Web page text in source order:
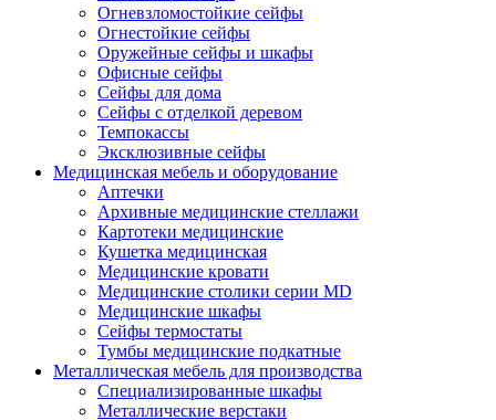
Огневзломостойкие сейфы
Огнестойкие сейфы
Оружейные сейфы и шкафы
Офисные сейфы
Сейфы для дома
Сейфы с отделкой деревом
Темпокассы
Эксклюзивные сейфы
Медицинская мебель и оборудование
Аптечки
Архивные медицинские стеллажи
Картотеки медицинские
Кушетка медицинская
Медицинские кровати
Медицинские столики серии MD
Медицинские шкафы
Сейфы термостаты
Тумбы медицинские подкатные
Металлическая мебель для производства
Cпециализированные шкафы
Металлические верстаки